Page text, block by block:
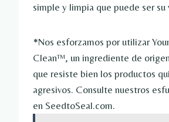
simple y limpia que puede ser su
*Nos esforzamos por utilizar
Clean™, un ingrediente de
que resiste bien los productos
agresivos. Consulte nuestros
en SeedtoSeal.com.